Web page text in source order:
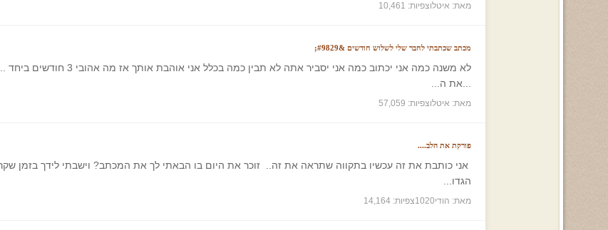
מאת: איטלוצפיות: 10,461
מכתב שכתבתי לחבר שלי לשלוש חודשים &#9829;
לא משנה כמה אני יכתוב כמה אני
...את ה...
מאת: איטלוצפיות: 57,059
פורקת את הלב....
אני כותבת את זה עכשיו בתקווה שתראה את זה.. זוכר את היום בו הבאתי לך את המכתב? וישבתי לידך בזמן
הגדו...
מאת: הודי1020 צפיות: 14,164